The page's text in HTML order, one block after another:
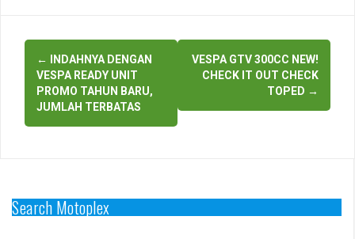
Post
navigation
←
INDAHNYA DENGAN
VESPA READY UNIT
PROMO TAHUN BARU,
JUMLAH TERBATAS
VESPA GTV 300CC NEW!
CHECK IT OUT CHECK
TOPED →
Search Motoplex